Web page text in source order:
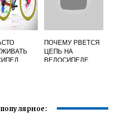
ПОЧЕМУ РВЕТСЯ
ЦЕПЬ НА
ВЕЛОСИПЕДЕ